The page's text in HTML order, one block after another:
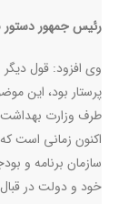
رئیس جمهور دستور
پرستار بود، این
طرف وزارت
اکنون زمانی است
سازمان برنامه و
خود و دولت در